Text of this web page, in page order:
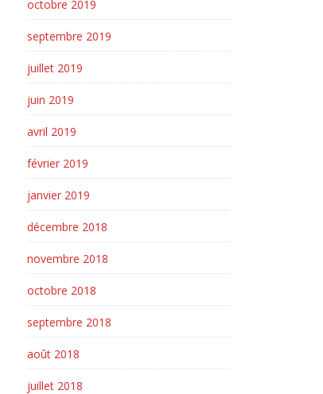
octobre 2019
septembre 2019
juillet 2019
juin 2019
avril 2019
février 2019
janvier 2019
décembre 2018
novembre 2018
octobre 2018
septembre 2018
août 2018
juillet 2018